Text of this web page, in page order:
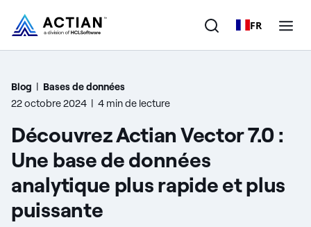
FR
Produits
Clients
Entreprise
Ressources
Blog | Bases de données
22 octobre 2024 | 4 min de lecture
Découvrez Actian Vector 7.0 :
Une base de données
analytique plus rapide et plus
puissante